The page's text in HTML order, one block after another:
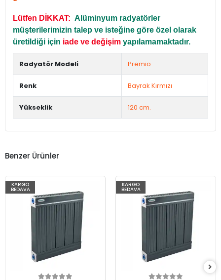
Lütfen DİKKAT: Alüminyum radyatörler
müşterilerimizin talep ve isteğine göre özel olarak
üretildiği için iade ve değişim yapılamamaktadır.
Radyatör Modeli Premio
Renk Bayrak Kırmızı
Yükseklik 120 cm.
Benzer Ürünler
KARGO
BEDAVA
KARGO
BEDAVA